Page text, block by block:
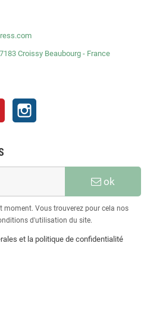
Croissy Beaubourg - France
Pinterest
ok
moment. Vous trouverez pour cela nos
d'utilisation du site.
et la politique de confidentialité